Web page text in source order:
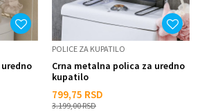
POLICE ZA KUPATILO
Crna metalna polica za uredno
kupatilo
799,75 RSD
3.199,00RSD